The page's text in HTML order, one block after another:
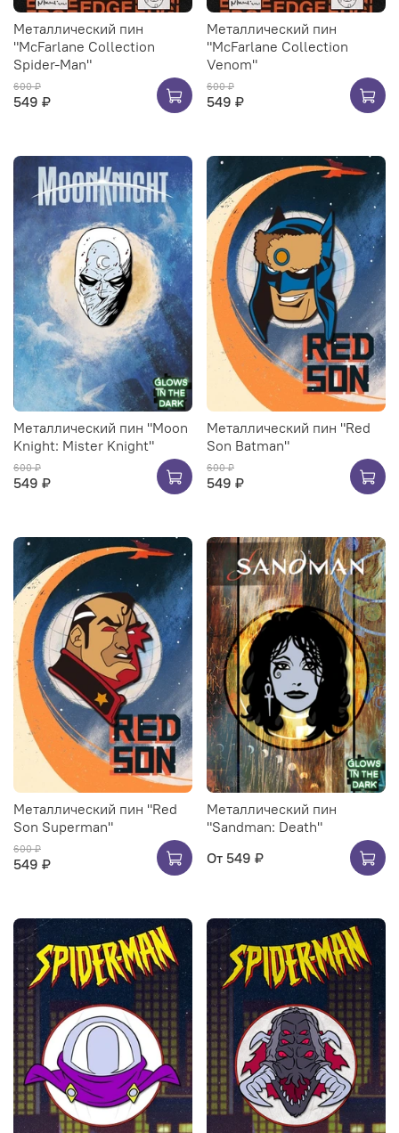
Металлический пин
"McFarlane Collection
Spider-Man"
600 ₽
549 ₽
Металлический пин
"McFarlane Collection
Venom"
600 ₽
549 ₽
Металлический пин "Moon
Knight: Mister Knight"
600 ₽
549 ₽
Металлический пин "Red
Son Batman"
600 ₽
549 ₽
Металлический пин "Red
Son Superman"
600 ₽
549 ₽
Металлический пин
"Sandman: Death"
От 549 ₽